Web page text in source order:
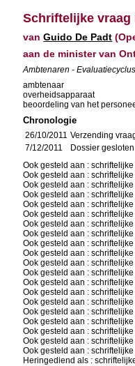
Schriftelijke vraag
vanGuido De Padt
aan de minister van
Ambtenaren -
ambtenaar
overheidsapparaat
beoordeling van het
Chronologie
26/10/2011 Verzending
7/12/2011
Dossier gesloten
Ook gesteld aan :
Ook gesteld aan :
Ook gesteld aan :
Ook gesteld aan :
Ook gesteld aan :
Ook gesteld aan :
Ook gesteld aan :
Ook gesteld aan :
Ook gesteld aan :
Ook gesteld aan :
Ook gesteld aan :
Ook gesteld aan :
Ook gesteld aan :
Ook gesteld aan :
Ook gesteld aan :
Ook gesteld aan :
Ook gesteld aan :
Ook gesteld aan :
Ook gesteld aan :
Ook gesteld aan :
Heringediend als :